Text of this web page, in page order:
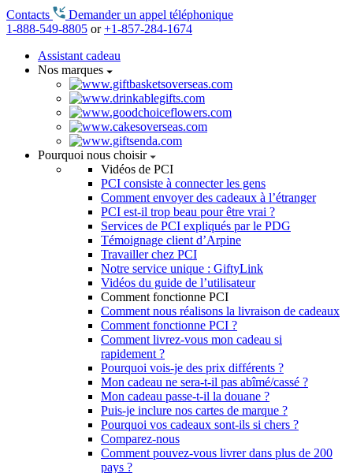
Contacts
Demander un appel téléphonique
1-888-549-8805 or+1-857-284-1674
Assistant cadeau
Nos marques
Pourquoi nous choisir
Vidéos de PCI
PCI consiste à connecter les gens
Comment envoyer des cadeaux à l’étranger
PCI est-il trop beau pour être vrai ?
Services de PCI expliqués par le PDG
Témoignage client d’Arpine
Travailler chez PCI
Notre service unique : GiftyLink
Vidéos du guide de l’utilisateur
Comment fonctionne PCI
Comment nous réalisons la livraison de cadeaux
Comment fonctionne PCI ?
Comment livrez-vous mon cadeau si
rapidement ?
Pourquoi vois-je des prix différents ?
Mon cadeau ne sera-t-il pas abîmé/cassé ?
Mon cadeau passe-t-il la douane ?
Puis-je inclure nos cartes de marque ?
Pourquoi vos cadeaux sont-ils si chers ?
Comparez-nous
Comment pouvez-vous livrer dans plus de 200
pays ?